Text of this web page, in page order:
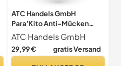
ATC Handels GmbH
Para'Kito Anti-Mücken
Armband inkl. 2 Pellets für
Kinder und Erwachsene -
Mückenschutz,
ATC Handels GmbH
29,99 € gratis Versand